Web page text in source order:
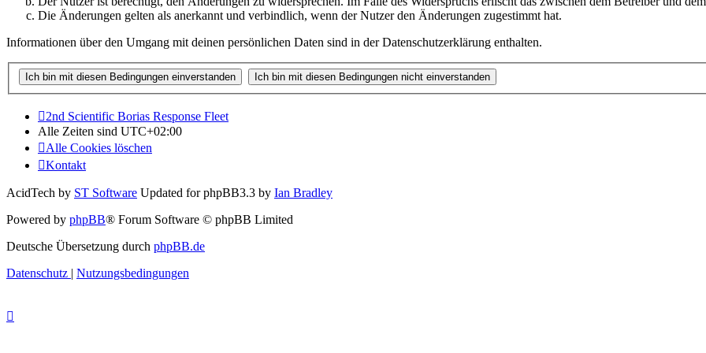
Die Änderungen gelten als anerkannt und verbindlich, wenn der Nutzer den Änderungen zugestimmt hat.
Informationen über den Umgang mit deinen persönlichen Daten sind in der Datenschutzerklärung enthalten.
2nd Scientific Borias Response Fleet
Alle Zeiten sind UTC+02:00
Alle Cookies löschen
Kontakt
AcidTech by ST Software Updated for phpBB3.3 by Ian Bradley
Powered by phpBB® Forum Software © phpBB Limited
Deutsche Übersetzung durch phpBB.de
Datenschutz | Nutzungsbedingungen